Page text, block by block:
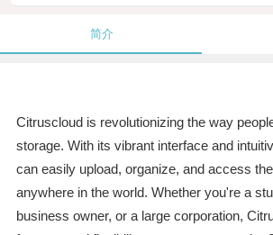
简介
Citruscloud is revolutionizing the way
storage. With its vibrant interface and
can easily upload, organize, and access
anywhere in the world. Whether you're a
business owner, or a large corporation,